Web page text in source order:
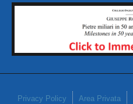
Privacy Policy Area Privata